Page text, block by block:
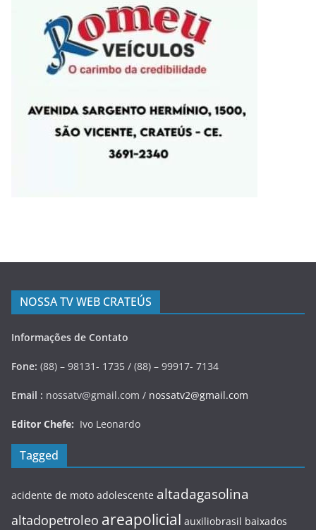
NOSSA TV WEB CRATEÚS
Informações de Contato
Fone: (88) – 98131- 1735 / (88) – 99917- 7134
Email : nossatv@gmail.com / nossatv2@gmail.com
Editor Chefe: Ivo Leonardo
Tagged
acidente de moto adolescente altadagasolina
altadopetroleo areapolicial auxiliobrasil baixados